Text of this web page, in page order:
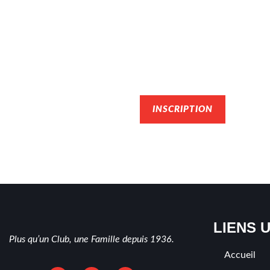
INSCRIPTION
Plus qu’un Club, une Famille depuis 1936.
LIENS
Accueil